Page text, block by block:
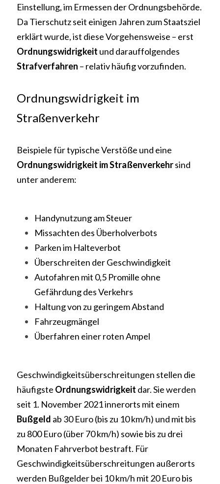
Einstellung, im Ermessen der Ordnungsbehörde.
Da Tierschutz seit einigen Jahren zum Staatsziel
Ordnungswidrigkeit
Strafverfahren – relativ häufig vorzufinden.
Ordnungswidrigkeit im
Straßenverkehr
Ordnungswidrigkeit im Straßenverkehr sind
unter anderem:
Handynutzung am Steuer
Missachten des Überholverbots
Parken im Halteverbot
Überschreiten der Geschwindigkeit
Autofahren mit 0,5 Promille ohne
Gefährdung des Verkehrs
Haltung von zu geringem Abstand
Fahrzeugmängel
Überfahren einer roten Ampel
Geschwindigkeitsüberschreitungen stellen die
häufigste Ordnungswidrigkeit dar. Sie werden
Bußgeld ab 30 Euro (bis zu 10 km/h) und mit bis
zu 800 Euro (über 70 km/h) sowie bis zu drei
Monaten Fahrverbot bestraft. Für
Geschwindigkeitsüberschreitungen außerorts
werden Bußgelder bei 10 km/h mit 20 Euro bis